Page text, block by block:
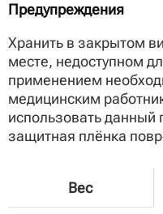
Предупреждения
Хранить в закрытом
месте, недоступном
применением
медицинским
использовать данный
защитная плёнка
Вес